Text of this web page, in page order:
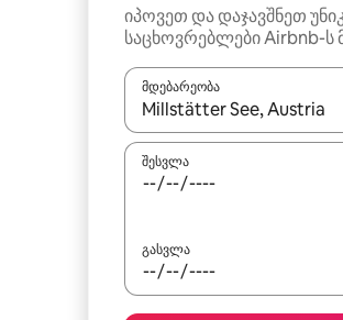
იპოვეთ და დაჯავშნეთ
საცხოვრებლები Airbnb-ს
მდებარეობა
როცა შედეგები
შესვლა
გასვლა